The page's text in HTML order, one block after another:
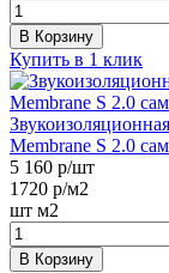
В Корзину
Купить в 1 клик
Membrane S 2.0
5 160 р/шт
1720 р/м2
шт м2
В Корзину